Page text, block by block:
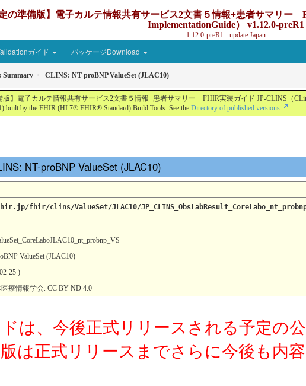
の準備版】電子カルテ情報共有サービス2文書５情報+患者サマリ
ImplementationGuide） v1.12.0-preR1
1.12.0-preR1 - update Japan
ガイド パッケージDownload
Summary CLINS: NT-proBNP ValueSet (JLAC10)
版】電子カルテ情報共有サービス2文書５情報+患者サマリー FHIR実装ガイド JP-CLINS（
built by the FHIR (HL7® FHIR® Standard) Build Tools. See the Directory of published versions
NT-proBNP ValueSet (JLAC10)
fhir/clins/ValueSet/JLAC10/
ValueSet (JLAC10)
25 )
医療情報学会. CC BY-ND 4.0
は、今後正式リリースされる予定の公
は正式リリースまでさらに今後も内